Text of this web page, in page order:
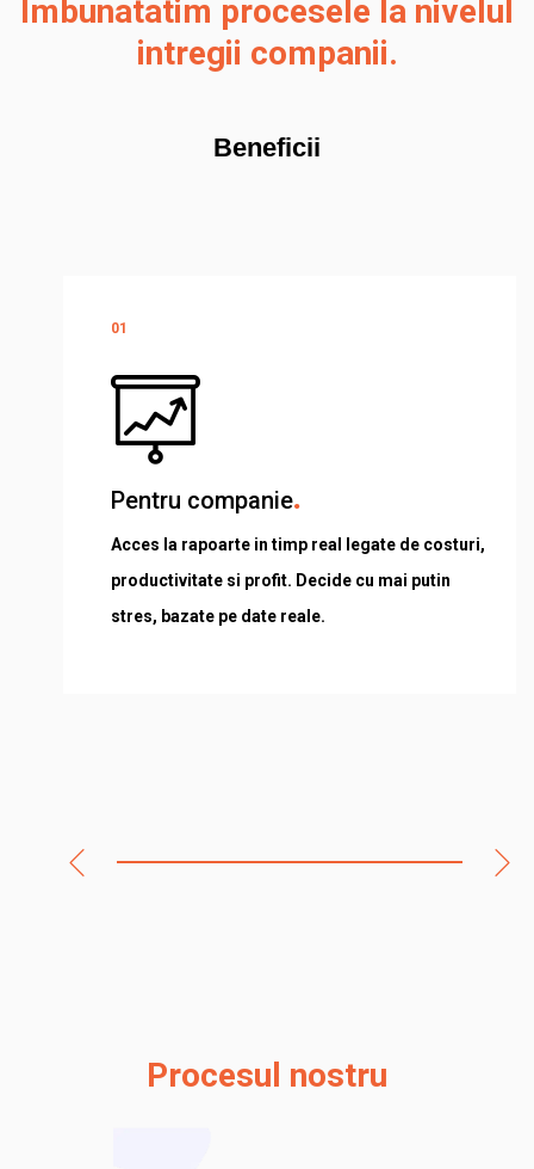
Imbunatatim procesele la nivelul
intregii companii.
Beneficii
Pentru companie
Acces la rapoarte in timp real legate de costuri,
productivitate si profit. Decide cu mai putin
stres, bazate pe date reale.
Procesul nostru